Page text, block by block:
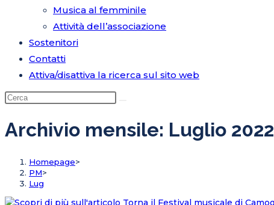
Musica al femminile
Attività dell’associazione
Sostenitori
Contatti
Attiva/disattiva la ricerca sul sito web
Archivio mensile: Luglio 2022
Homepage>
PM>
Lug